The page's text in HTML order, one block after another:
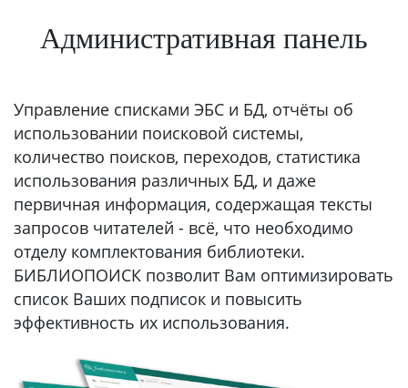
Административная панель
Управление списками ЭБС и БД, отчёты об
использовании поисковой системы,
количество поисков, переходов, статистика
использования различных БД, и даже
первичная информация, содержащая тексты
запросов читателей - всё, что необходимо
отделу комплектования библиотеки.
БИБЛИОПОИСК позволит Вам оптимизировать
список Ваших подписок и повысить
эффективность их использования.